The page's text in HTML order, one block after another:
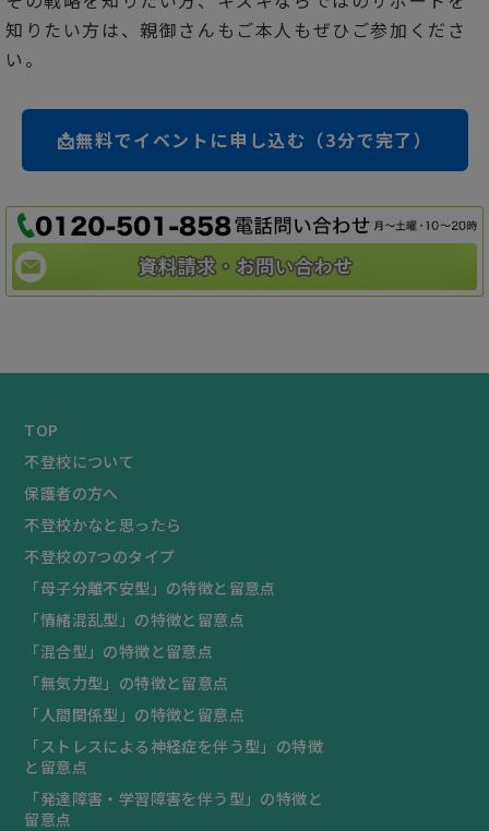
知りたい方は、親御さんもご本人もぜひご参加くださ
い。
📩無料でイベントに申し込む（3分で完了）
TOP
不登校について
保護者の方へ
不登校かなと思ったら
不登校の7つのタイプ
「母子分離不安型」の特徴と留意点
「情緒混乱型」の特徴と留意点
「混合型」の特徴と留意点
「無気力型」の特徴と留意点
「人間関係型」の特徴と留意点
「ストレスによる神経症を伴う型」の特徴
と留意点
「発達障害・学習障害を伴う型」の特徴と
留意点